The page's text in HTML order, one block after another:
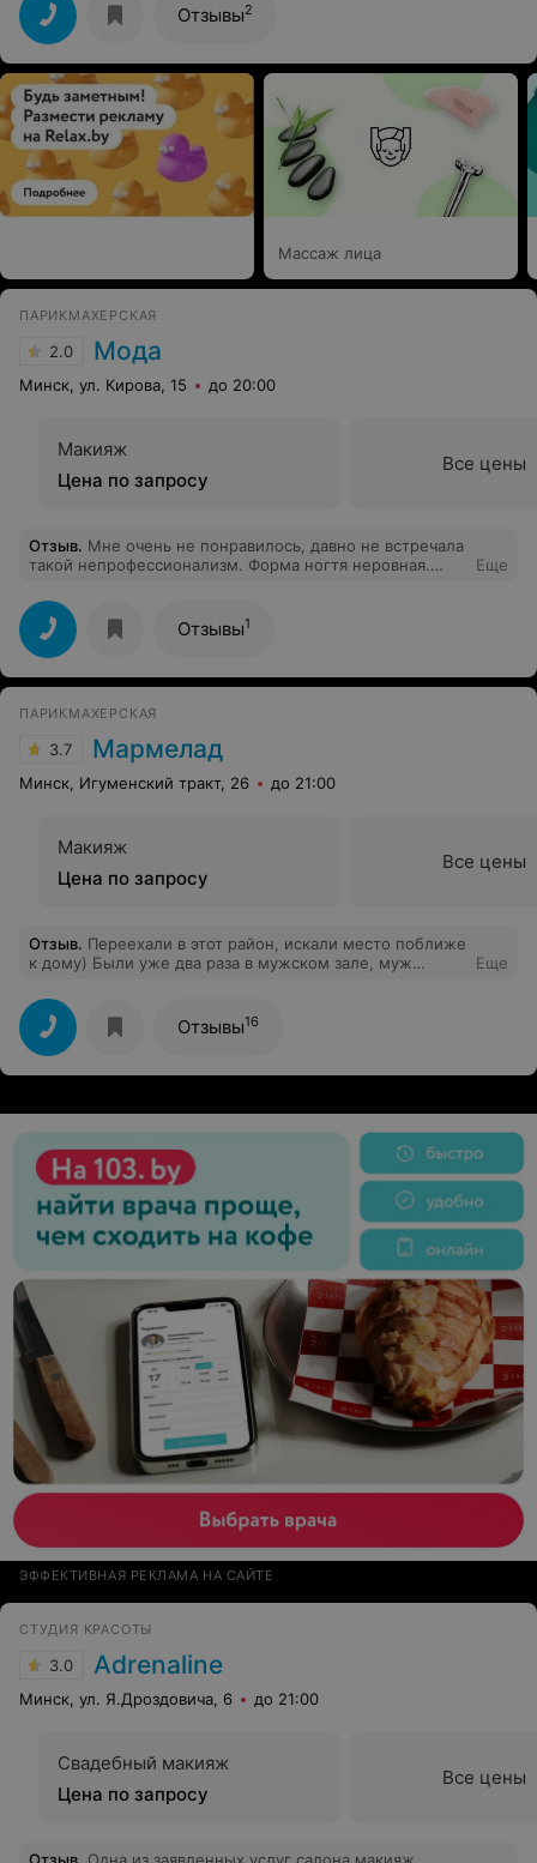
Отзывы2
Массаж лица
ПАРИКМАХЕРСКАЯ
2.0 Мода
Минск, ул. Кирова, 15 до 20:00
Макияж
Цена по запросу
Все цены
Отзыв. Мне очень не понравилось, давно не встречала
такой непрофессионализм. Форма ногтя неровная.
очень срочно не нужно было, я бы туда и не шла. Но
после посещения этого салона, даже при острой
необходимости я туда не пойду. Не считаю что
стоимость данной услуги соответствует качеству.
Очень недовольна. Персонал вполне хороший, но
Еще
Отзывы1
ПАРИКМАХЕРСКАЯ
3.7 Мармелад
Минск, Игуменский тракт, 26 до 21:00
Макияж
Цена по запросу
Все цены
Отзыв. Переехали в этот район, искали место поближе
к дому) Были уже два раза в мужском зале, муж
Еще
Отзывы16
ЭФФЕКТИВНАЯ РЕКЛАМА НА САЙТЕ
СТУДИЯ КРАСОТЫ
3.0 Adrenaline
Минск, ул. Я.Дроздовича, 6 до 21:00
Свадебный макияж
Цена по запросу
Все цены